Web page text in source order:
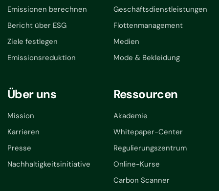
Emissionen berechnen
Bericht über ESG
Ziele festlegen
Emissionsreduktion
Geschäftsdienstleistungen
Flottenmanagement
Medien
Mode & Bekleidung
Über uns
Mission
Karrieren
Presse
Nachhaltigkeitsinitiative
Ressourcen
Akademie
Whitepaper-Center
Regulierungszentrum
Online-Kurse
Carbon Scanner